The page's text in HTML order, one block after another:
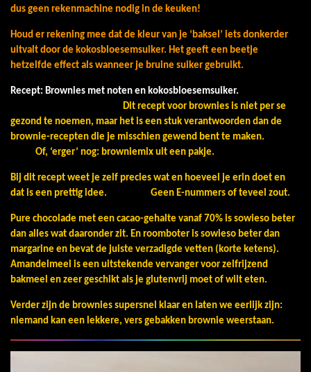
dus geen rekenmachine nodig in de keuken!
Houd er rekening mee dat de kleur van je ‘baksel’ iets donkerder
uitvalt door de kokosbloesemsuiker. Het geeft een beetje
hetzelfde effect als wanneer je bruine suiker gebruikt.
Recept: Brownies met noten en kokosbloesemsuiker.
Dit recept voor brownies is niet per se
gezond te noemen, maar het is een stuk verantwoorden dan de
brownie-recepten die je misschien gewend bent te maken.
Of, ‘erger’ nog: browniemix uit een pakje.
Bij dit recept weet je zelf precies wat en hoeveel je erin doet en
dat is een prettig idee. Geen E-nummers of teveel zout.
Pure chocolade met een cacao-gehalte vanaf 70% is sowieso beter
dan alles wat daaronder zit. En roomboter is sowieso beter dan
margarine en bevat de juiste verzadigde vetten (korte ketens).
Amandelmeel is een uitstekende vervanger voor zelfrijzend
bakmeel en zeer geschikt als je glutenvrij moet of wilt eten.
Verder zijn de brownies supersnel klaar en laten we eerlijk zijn:
niemand kan een lekkere, vers gebakken brownie weerstaan.